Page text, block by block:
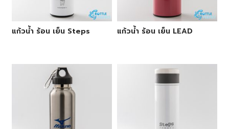
แก้วน้ำ ร้อน เย็น Steps แก้วน้ำ ร้อน เย็น LEAD